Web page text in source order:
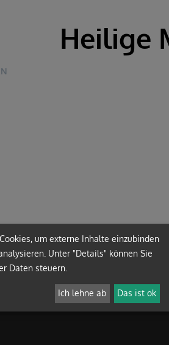
Heilige
um externe Inhalte einzubinden
Unter "Details" können Sie
Daten steuern.
Ich lehne ab Das ist ok